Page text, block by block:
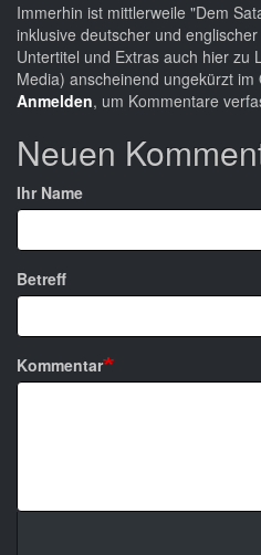
Immerhin ist mittlerweile "Dem
inklusive deutscher und
Untertitel und Extras auch hier zu
Media) anscheinend ungekürzt
Anmelden, um Kommentare
Neuen
Ihr Name
Betreff
Kommentar